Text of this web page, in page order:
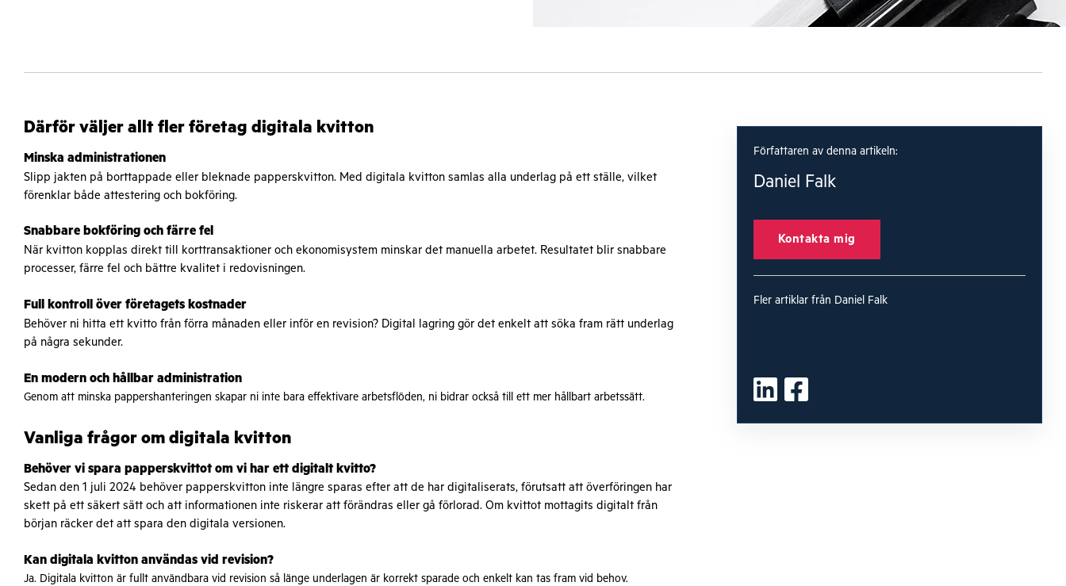
Därför väljer allt fler företag digitala kvitton
Minska administrationen
Slipp jakten på borttappade eller bleknade papperskvitton. Med digitala kvitton samlas alla underlag på ett ställe, vilket
förenklar både attestering och bokföring.
Snabbare bokföring och färre fel
När kvitton kopplas direkt till korttransaktioner och ekonomisystem minskar det manuella arbetet. Resultatet blir snabbare
processer, färre fel och bättre kvalitet i redovisningen.
Full kontroll över företagets kostnader
Behöver ni hitta ett kvitto från förra månaden eller inför en revision? Digital lagring gör det enkelt att söka fram rätt underlag
på några sekunder.
En modern och hållbar administration
Genom att minska pappershanteringen skapar ni inte bara effektivare arbetsflöden, ni bidrar också till ett mer hållbart arbetssätt.
Vanliga frågor om digitala kvitton
Behöver vi spara papperskvittot om vi har ett digitalt kvitto?
Sedan den 1 juli 2024 behöver papperskvitton inte längre sparas efter att de har digitaliserats, förutsatt att överföringen har
skett på ett säkert sätt och att informationen inte riskerar att förändras eller gå förlorad. Om kvittot mottagits digitalt från
början räcker det att spara den digitala versionen.
Kan digitala kvitton användas vid revision?
Ja. Digitala kvitton är fullt användbara vid revision så länge underlagen är korrekt sparade och enkelt kan tas fram vid behov.
Författaren av denna artikeln:
Daniel Falk
Kontakta mig
Fler artiklar från Daniel Falk